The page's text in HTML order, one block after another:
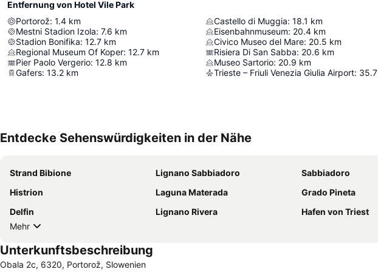
Entfernung von Hotel Vile Park
Portorož: 1.4 km
Mestni Stadion Izola: 7.6 km
Stadion Bonifika: 12.7 km
Regional Museum Of Koper: 12.7 km
Pier Paolo Vergerio: 12.8 km
Gafers: 13.2 km
Castello di Muggia: 18.1 km
Eisenbahnmuseum: 20.4 km
Civico Museo del Mare: 20.5 km
Risiera Di San Sabba: 20.6 km
Museo Sartorio: 20.9 km
Trieste – Friuli Venezia Giulia Airport: 35.7
Entdecke Sehenswürdigkeiten in der Nähe
Strand Bibione Lignano Sabbiadoro Sabbiadoro
Histrion
Laguna Materada Grado Pineta
Delfin
Lignano Rivera Hafen von Triest
Mehr
Unterkunftsbeschreibung
Obala 2c, 6320, Portorož, Slowenien